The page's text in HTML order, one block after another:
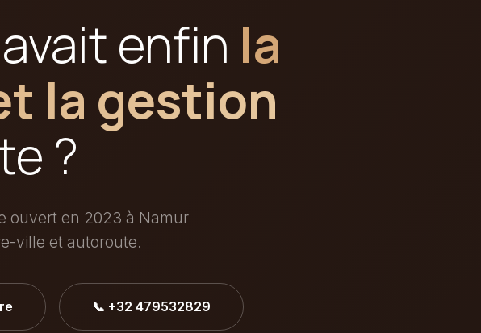
avait enfin la
la gestion
?
ouvert en 2023 à Namur
ville et autoroute.
📞 +32 479532829